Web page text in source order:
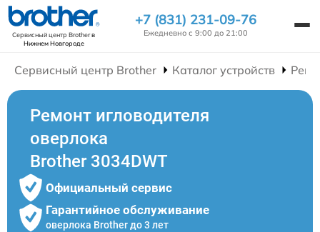
Сервисный центр Brotherв
Нижнем Новгороде
+7 (831) 231-09-76
Ежедневно с 9:00 до 21:00
Сервисный центр Brother Каталог устройств
Ремонт игловодителя
оверлока
Brother 3034DWT
Официальный сервис
Гарантийное обслуживание
оверлока Brother до 3 лет